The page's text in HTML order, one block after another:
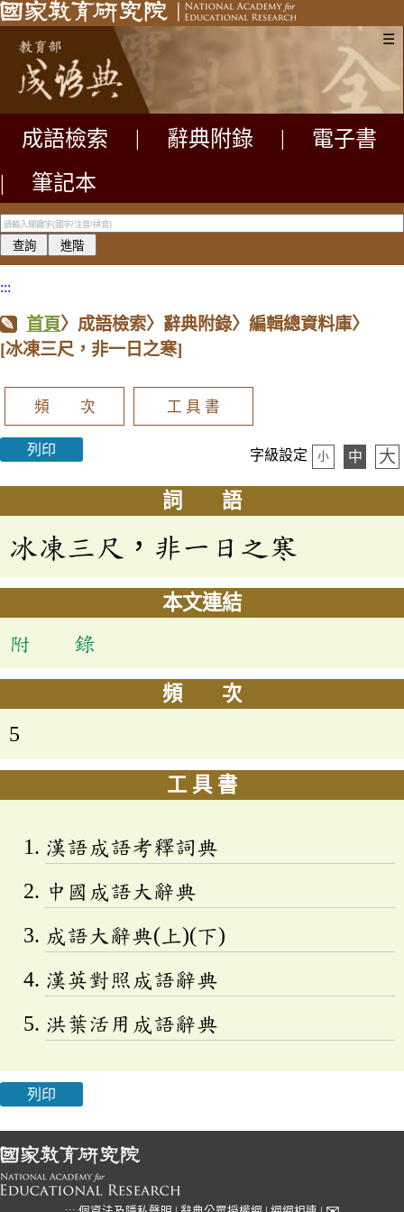
☰
成語檢索 辭典附錄
電子書
|
筆記本
:::
首頁〉成語檢索〉辭典附錄〉編輯總資料庫〉
[冰凍三尺，非一日之寒]
頻 次 工 具 書
列印 字級設定 小 中 大
詞 語
冰凍三尺，非一日之寒
本文連結
附 錄
頻 次
5
工 具 書
漢語成語考釋詞典
中國成語大辭典
成語大辭典(上)(下)
漢英對照成語辭典
洪葉活用成語辭典
列印